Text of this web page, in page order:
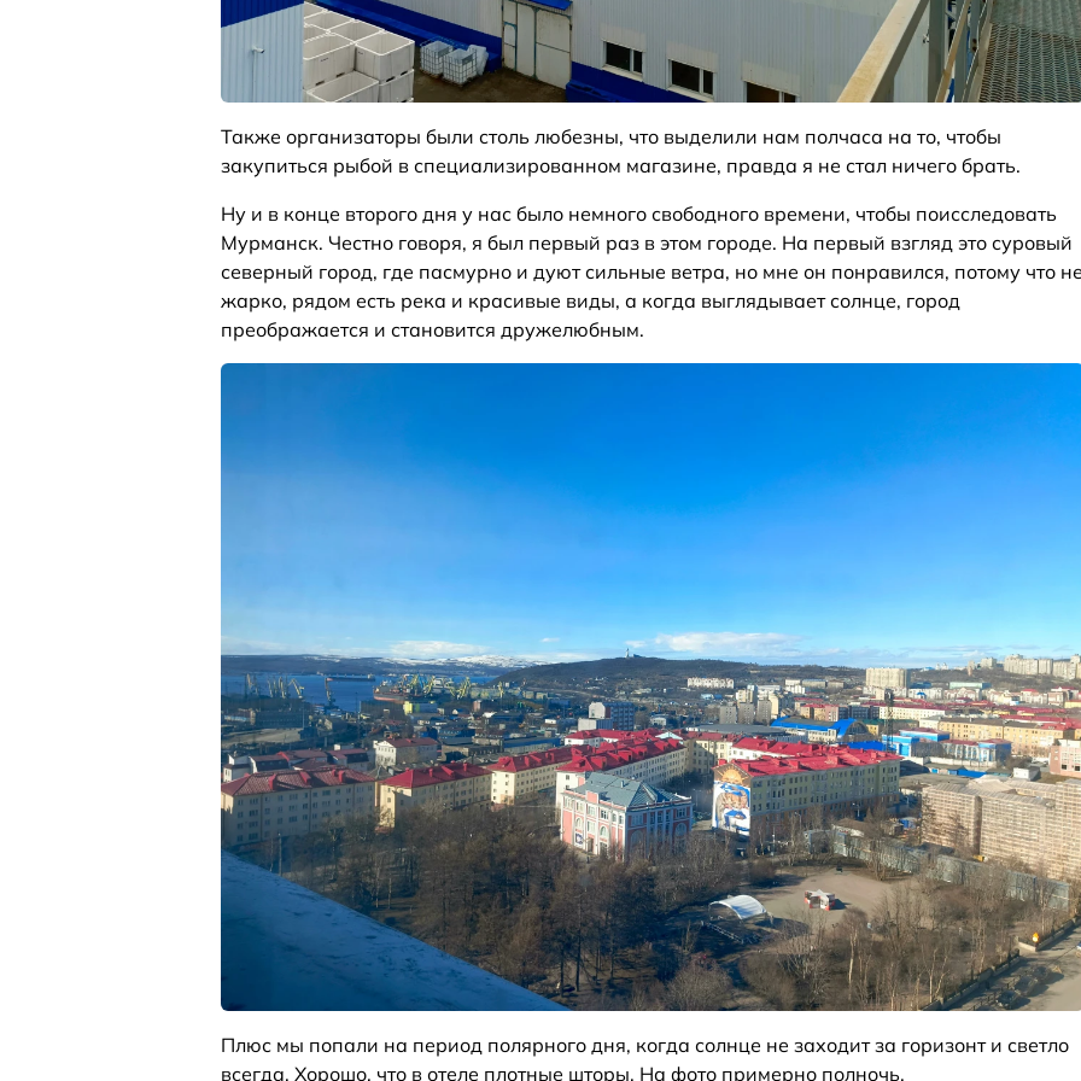
Также организаторы были столь любезны, что выделили нам полчаса на то, чтобы
закупиться рыбой в специализированном магазине, правда я не стал ничего брать.
Ну и в конце второго дня у нас было немного свободного времени, чтобы поисследовать
Мурманск. Честно говоря, я был первый раз в этом городе. На первый взгляд это суровый
северный город, где пасмурно и дуют сильные ветра, но мне он понравился, потому что
жарко, рядом есть река и красивые виды, а когда выглядывает солнце, город
преображается и становится дружелюбным.
Плюс мы попали на период полярного дня, когда солнце не заходит за горизонт и светло
всегда. Хорошо, что в отеле плотные шторы. На фото примерно полночь.